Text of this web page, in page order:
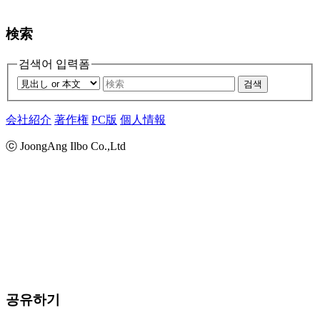
検索
검색어 입력폼
검색
会社紹介 著作権 PC版 個人情報
ⓒ JoongAng Ilbo Co.,Ltd
공유하기